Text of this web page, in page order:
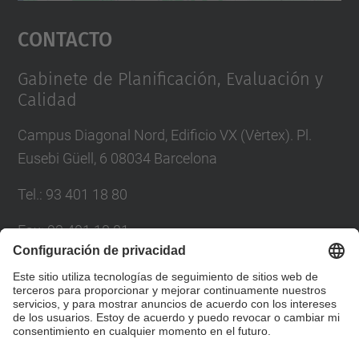
powered by
Contacto
Gabinete de Planificación, Evaluación y
Calidad
Campus Diagonal Nord, Edificio VX (Vèrtex). Pl.
Eusebi Güell, 6 08034 Barcelona
Tel. : 93 401 18 80
Fax:93 401 18 81
Directorio UPC
Formulario de contacto